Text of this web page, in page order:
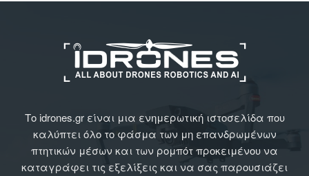
Το idrones.gr είναι μια ενημερωτική ιστοσελίδα που
καλύπτει όλο το φάσμα των μη επανδρωμένων
πτητικών μέσων και των ρομπότ προκειμένου να
καταγράφει τις εξελίξεις και να σας παρουσιάζει